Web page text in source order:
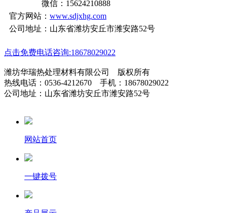
微信：15624210888
官方网站： www.sdjxhg.com
公司地址：山东省潍坊安丘市潍安路52号
点击免费电话咨询:18678029022
潍坊华瑞热处理材料有限公司 版权所有
热线电话：0536-4212670 手机：18678029022
公司地址：山东省潍坊安丘市潍安路52号
网站首页
一键拨号